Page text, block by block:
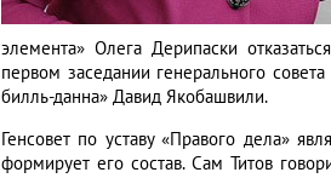
элемента» Олега Дерипаски
первом заседании генерального
билль-данна» Давид Якобашвили.
Генсовет по уставу «Правого дела»
формирует его состав. Сам Титов